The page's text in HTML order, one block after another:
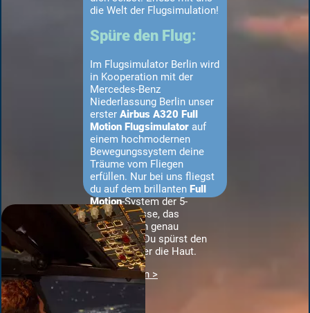
die Welt der Flugsimulation!
Spüre den Flug:
Im Flugsimulator Berlin wird
in Kooperation mit der
Mercedes-Benz
Niederlassung Berlin unser
erster Airbus A320 Full
Motion Flugsimulator auf
einem hochmodernen
Bewegungssystem deine
Träume vom Fliegen
erfüllen. Nur bei uns fliegst
du auf dem brillanten Full
Motion-System der 5-
Tonnen-Klasse, das
Bewegungen genau
nachbildet. Du spürst den
Flug bis unter die Haut.
Jetzt Buchen >